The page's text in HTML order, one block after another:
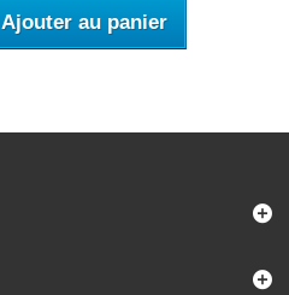
Ajouter au panier